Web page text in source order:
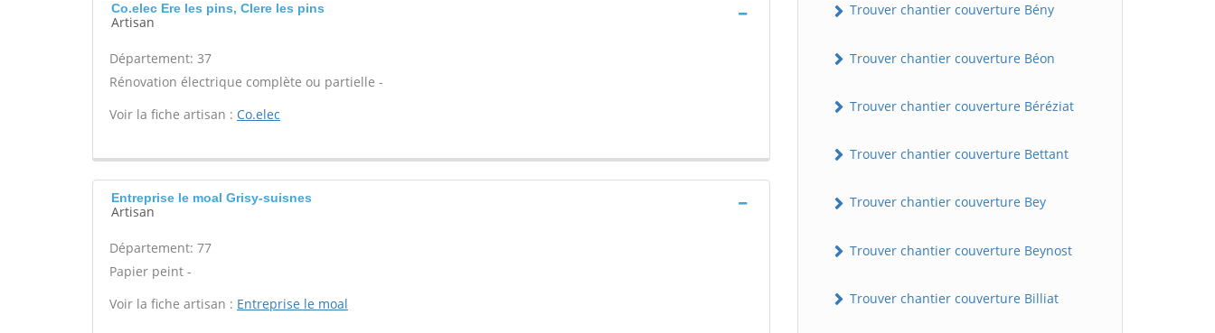
Co.elec Ere les pins, Clere les pins
Artisan
Département: 37
Rénovation électrique complète ou partielle -
Voir la fiche artisan : Co.elec
Entreprise le moal Grisy-suisnes
Artisan
Département: 77
Papier peint -
Voir la fiche artisan : Entreprise le moal
Trouver chantier couverture Bény
Trouver chantier couverture Béon
Trouver chantier couverture Béréziat
Trouver chantier couverture Bettant
Trouver chantier couverture Bey
Trouver chantier couverture Beynost
Trouver chantier couverture Billiat